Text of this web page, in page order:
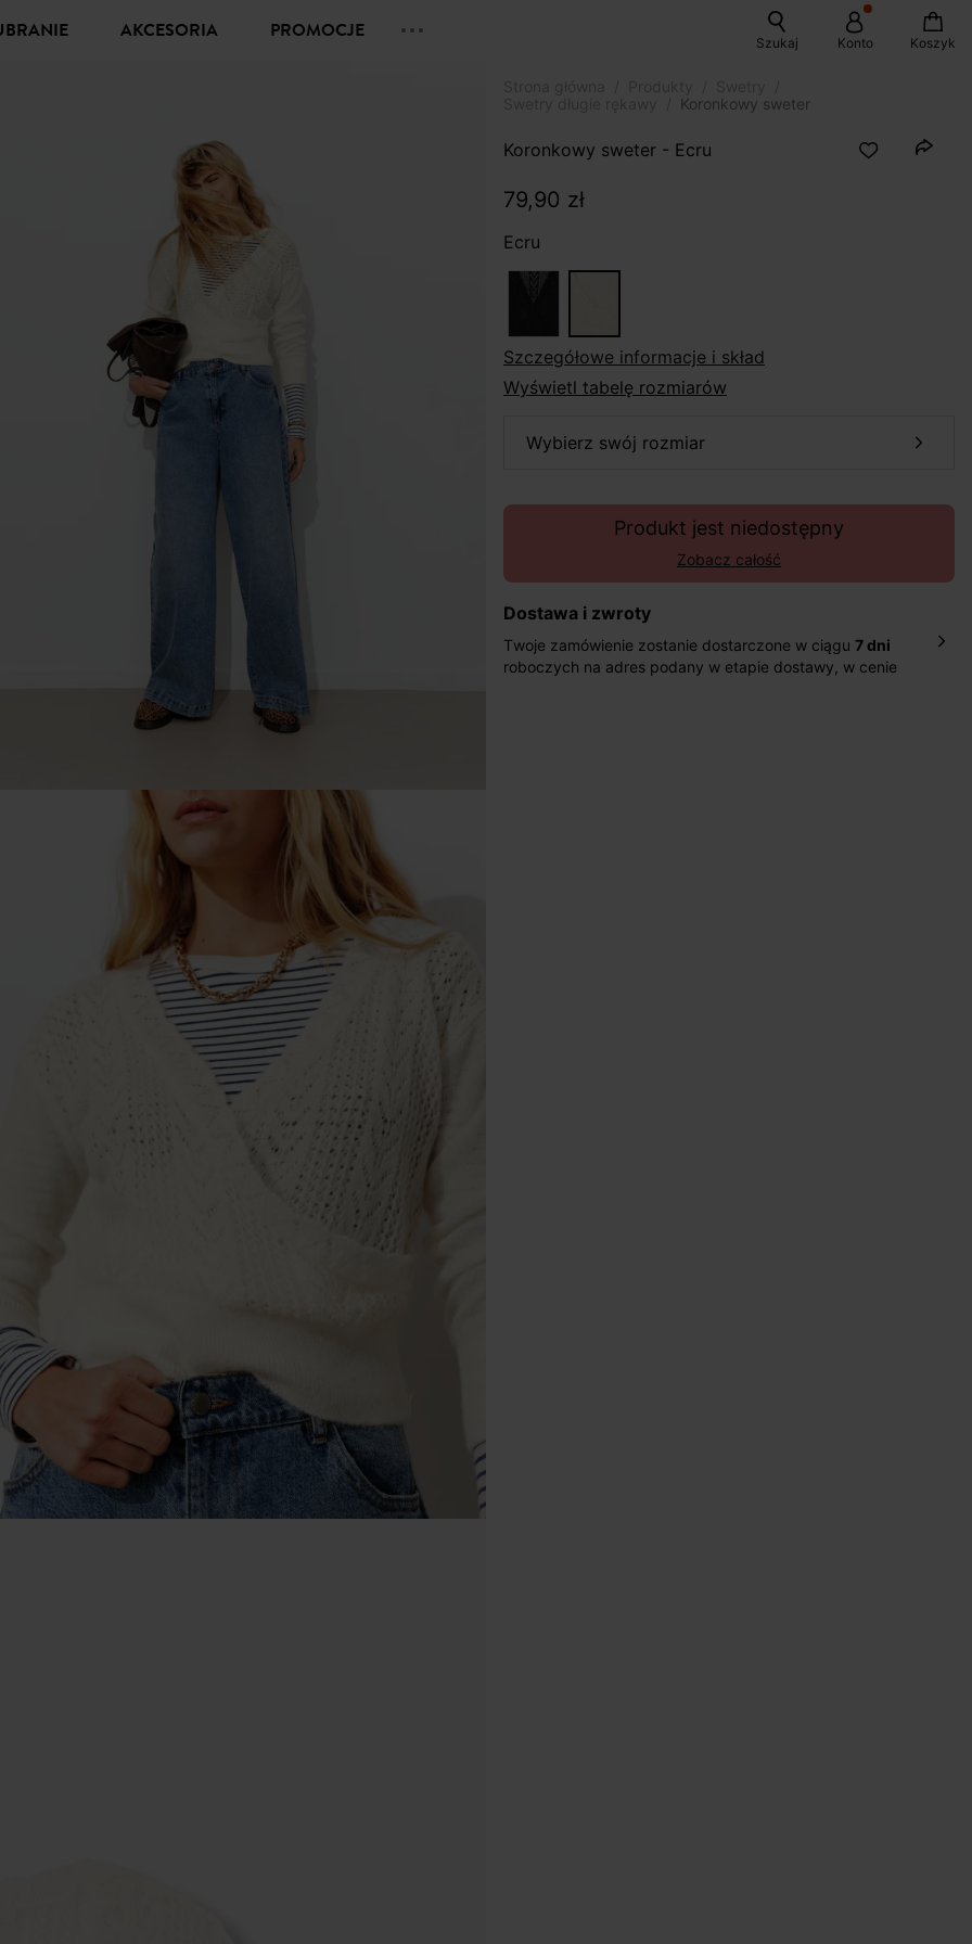
UBRANIE AKCESORIA PROMOCJE Szukaj Konto Koszyk
Koronkowy sweter
Koronkowy sweter - Ecru
79,90 zł
Ecru
szczegółowe informacje i skład
Wyświetl tabelę rozmiarów
wybierz swój rozmiar
Produkt jest niedostępny
Zobacz całość
Dostawa i zwroty
Twoje zamówienie zostanie dostarczone w ciągu 7 dni
roboczych na adres podany w etapie dostawy, w cenie